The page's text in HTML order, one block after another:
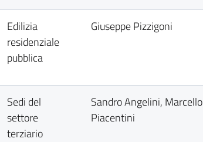
Edilizia
residenziale
pubblica
Giuseppe Pizzigoni
Sedi del
settore
terziario
Sandro Angelini, Marcello
Piacentini